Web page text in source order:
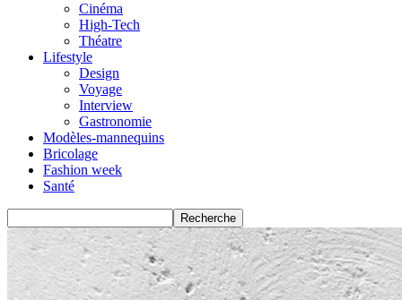
Cinéma
High-Tech
Théatre
Lifestyle
Design
Voyage
Interview
Gastronomie
Modèles-mannequins
Bricolage
Fashion week
Santé